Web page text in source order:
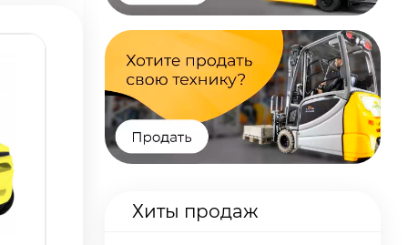
Хиты продаж